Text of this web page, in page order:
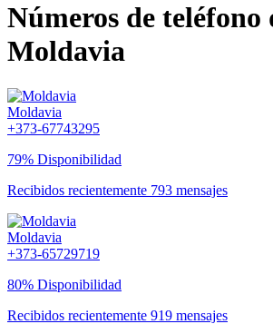
Números de teléfono
Moldavia
Moldavia
+373-67743295
79% Disponibilidad
Recibidos recientemente 793 mensajes
Moldavia
+373-65729719
80% Disponibilidad
Recibidos recientemente 919 mensajes